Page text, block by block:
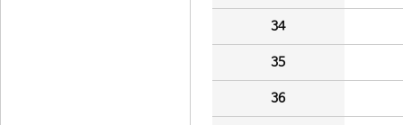
34
35
36